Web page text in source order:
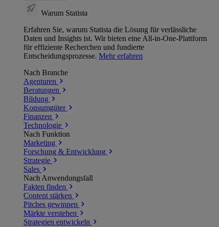
Warum Statista
Erfahren Sie, warum Statista die Lösung für verlässliche
Daten und Insights ist. Wir bieten eine All-in-One-Plattform
für effiziente Recherchen und fundierte
Entscheidungsprozesse. Mehr erfahren
Nach Branche
Agenturen
Beratungen
Bildung
Konsumgüter
Finanzen
Technologie
Nach Funktion
Marketing
Forschung & Entwicklung
Strategie
Sales
Nach Anwendungsfall
Fakten finden
Content stärken
Pitches gewinnen
Märkte verstehen
Strategien entwickeln